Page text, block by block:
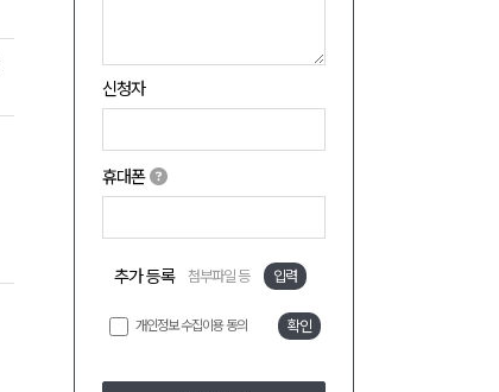
신청자
휴대폰
추가 등록 첨부파일 등 입력
개인정보 수집이용 동의 확인